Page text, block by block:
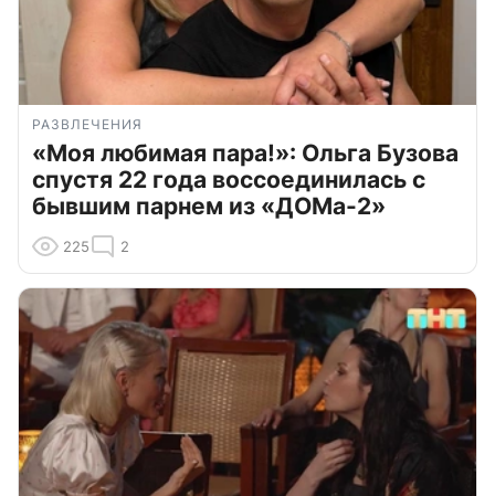
РАЗВЛЕЧЕНИЯ
«Моя любимая пара!»: Ольга Бузова
спустя 22 года воссоединилась с
бывшим парнем из «ДОМа-2»
225 2